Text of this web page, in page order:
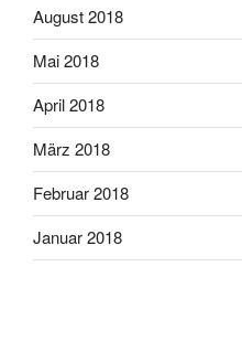
August 2018
Mai 2018
April 2018
März 2018
Februar 2018
Januar 2018